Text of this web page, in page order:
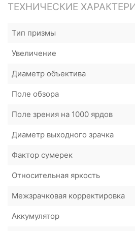
ТЕХНИЧЕСКИЕ
Тип призмы
Увеличение
Диаметр объектива
Поле обзора
Поле зрения на 1000 ярдов
Диаметр выходного зрачка
Фактор сумерек
Относительная яркость
Межзрачковая корректировка
Аккумулятор